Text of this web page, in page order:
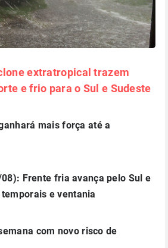
extratropical trazem
e frio para o Sul e Sudeste
mais força até a
Frente fria avança pelo Sul e
e ventania
com novo risco de